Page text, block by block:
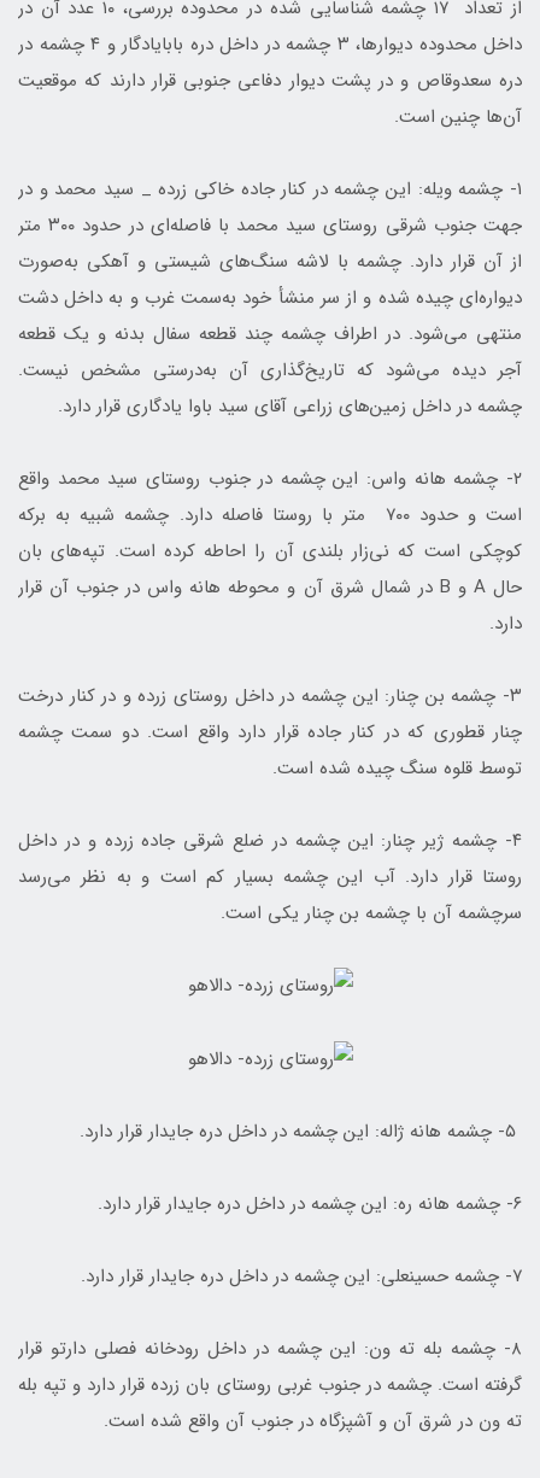
از تعداد ۱۷ چشمه شناسایی شده در محدوده بررسی، ۱۰ عدد آن در
داخل محدوده دیوارها، ۳ چشمه در داخل دره بابایادگار و ۴ چشمه در
دره سعدوقاص و در پشت دیوار دفاعی جنوبی قرار دارند که موقعیت
آن‌ها چنین است.
۱- چشمه ویله: این چشمه در کنار جاده خاکی زرده _ سید محمد و در
جهت جنوب شرقی روستای سید محمد با فاصله‌ای در حدود ۳۰۰ متر
از آن قرار دارد. چشمه با لاشه سنگ‌های شیستی و آهکی به‌صورت
دیواره‌ای چیده شده و از سر منشأ خود به‌سمت غرب و به داخل دشت
منتهی می‌شود. در اطراف چشمه چند قطعه سفال بدنه و یک قطعه
آجر دیده می‌شود که تاریخ‌گذاری آن به‌درستی مشخص نیست.
چشمه در داخل زمین‌های زراعی آقای سید باوا یادگاری قرار دارد.
۲- چشمه هانه واس: این چشمه در جنوب روستای سید محمد واقع
است و حدود ۷۰۰ متر با روستا فاصله دارد. چشمه شبیه به برکه
کوچکی است که نی‌زار بلندی آن را احاطه کرده است. تپه‌های بان
حال A و B در شمال شرق آن و محوطه هانه واس در جنوب آن قرار
دارد.
۳- چشمه بن چنار: این چشمه در داخل روستای زرده و در کنار درخت
چنار قطوری که در کنار جاده قرار دارد واقع است. دو سمت چشمه
توسط قلوه سنگ چیده شده است.
۴- چشمه ژیر چنار: این چشمه در ضلع شرقی جاده زرده و در داخل
روستا قرار دارد. آب این چشمه بسیار کم است و به نظر می‌رسد
سرچشمه آن با چشمه بن چنار یکی است.
۶- چشمه هانه ره: این چشمه در داخل دره جایدار قرار دارد.
۷- چشمه حسینعلی: این چشمه در داخل دره جایدار قرار دارد.
۸- چشمه بله ته ون: این چشمه در داخل رودخانه فصلی دارتو قرار
گرفته است. چشمه در جنوب غربی روستای بان زرده قرار دارد و تپه بله
ته ون در شرق آن و آشپزگاه در جنوب آن واقع شده است.